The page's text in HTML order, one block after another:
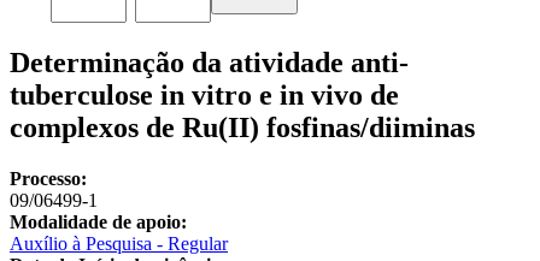
Determinação da atividade anti-
tuberculose in vitro e in vivo de
complexos de Ru(II) fosfinas/diiminas
Processo:
09/06499-1
Modalidade de apoio:
Auxílio à Pesquisa - Regular